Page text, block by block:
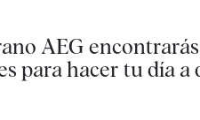
AEG
para hacer tu día a